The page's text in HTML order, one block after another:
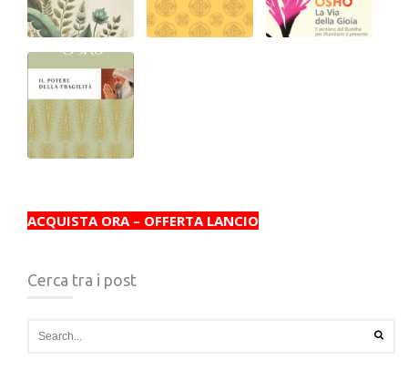
ACQUISTA ORA – OFFERTA LANCIO
Cerca tra i post